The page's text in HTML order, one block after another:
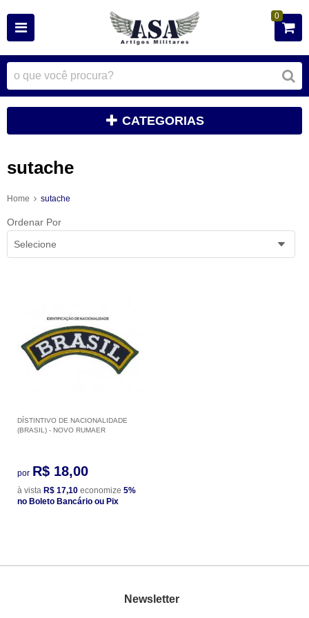
0
CATEGORIAS
sutache
Home sutache
Ordenar Por
Selecione
DÍSTINTIVO DE NACIONALIDADE
(BRASIL) - NOVO RUMAER
por R$ 18,00
à vista R$ 17,10 economize 5%
no Boleto Bancário ou Pix
Newsletter